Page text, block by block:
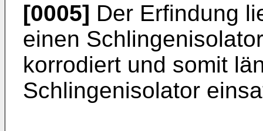
[0005] Der Erfindung
einen
korrodiert und somit
Schlingenisolator